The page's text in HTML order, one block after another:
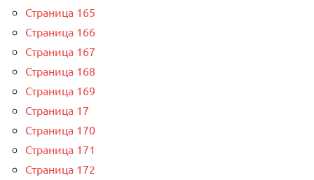
Страница 165
Страница 166
Страница 167
Страница 168
Страница 169
Страница 17
Страница 170
Страница 171
Страница 172